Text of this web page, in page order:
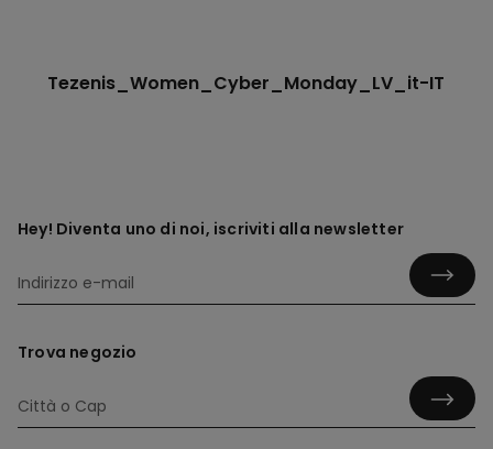
Tezenis_Women_Cyber_Monday_LV_it-IT
Hey! Diventa uno di noi, iscriviti alla newsletter
Trova negozio